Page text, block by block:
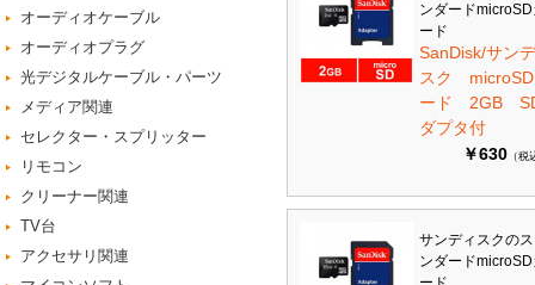
オーディオケーブル
オーディオプラグ
光デジタルケーブル・パーツ
メディア関連
セレクター・スプリッター
リモコン
クリーナー関連
TV台
アクセサリ関連
ンダード
ード
SanDisk/サン
スク
ード 2GB
ダプタ付
￥630 （税
サンディスクの
ンダード